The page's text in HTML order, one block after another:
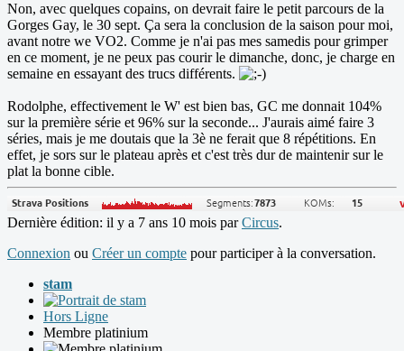
Non, avec quelques copains, on devrait faire le petit parcours de la
Gorges Gay, le 30 sept. Ça sera la conclusion de la saison pour moi,
avant notre we VO2. Comme je n'ai pas mes samedis pour grimper
en ce moment, je ne peux pas courir le dimanche, donc, je charge en
semaine en essayant des trucs différents.
Rodolphe, effectivement le W' est bien bas, GC me donnait 104%
sur la première série et 96% sur la seconde... J'aurais aimé faire 3
séries, mais je me doutais que la 3è ne ferait que 8 répétitions. En
effet, je sors sur le plateau après et c'est très dur de maintenir sur le
plat la bonne cible.
Dernière édition: il y a 7 ans 10 mois parCircus.
Connexion ou Créer un compte pour participer à la conversation.
stam
Hors Ligne
Membre platinium